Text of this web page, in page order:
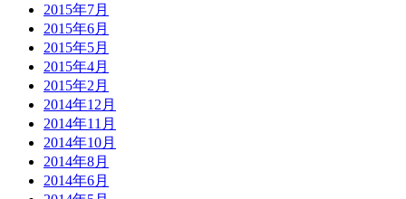
2015年7月
2015年6月
2015年5月
2015年4月
2015年2月
2014年12月
2014年11月
2014年10月
2014年8月
2014年6月